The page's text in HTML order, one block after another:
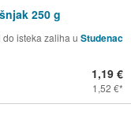
250 g
isteka zaliha u Studenac
1,19 €
1,52 €